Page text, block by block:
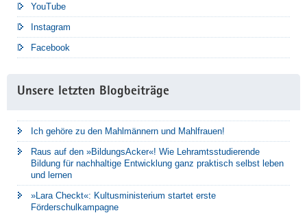
YouTube
Instagram
Facebook
Unsere letzten Blogbeiträge
Ich gehöre zu den Mahlmännern und Mahlfrauen!
Raus auf den »BildungsAcker«! Wie Lehramtsstudierende
Bildung für nachhaltige Entwicklung ganz praktisch selbst leben
und lernen
»Lara Checkt«: Kultusministerium startet erste
Förderschulkampagne